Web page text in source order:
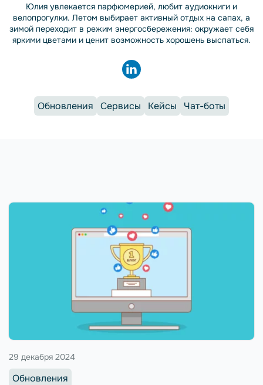
Юлия увлекается парфюмерией, любит аудиокниги и
велопрогулки. Летом выбирает активный отдых на сапах, а
зимой переходит в режим энергосбережения: окружает себя
яркими цветами и ценит возможность хорошень выспаться.
Обновления Сервисы Кейсы Чат-боты
29 декабря 2024
Обновления